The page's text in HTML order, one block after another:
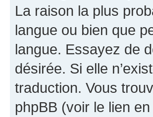
La raison la plus
langue ou bien que
langue. Essayez de
désirée. Si elle
traduction. Vous
phpBB (voir le lien